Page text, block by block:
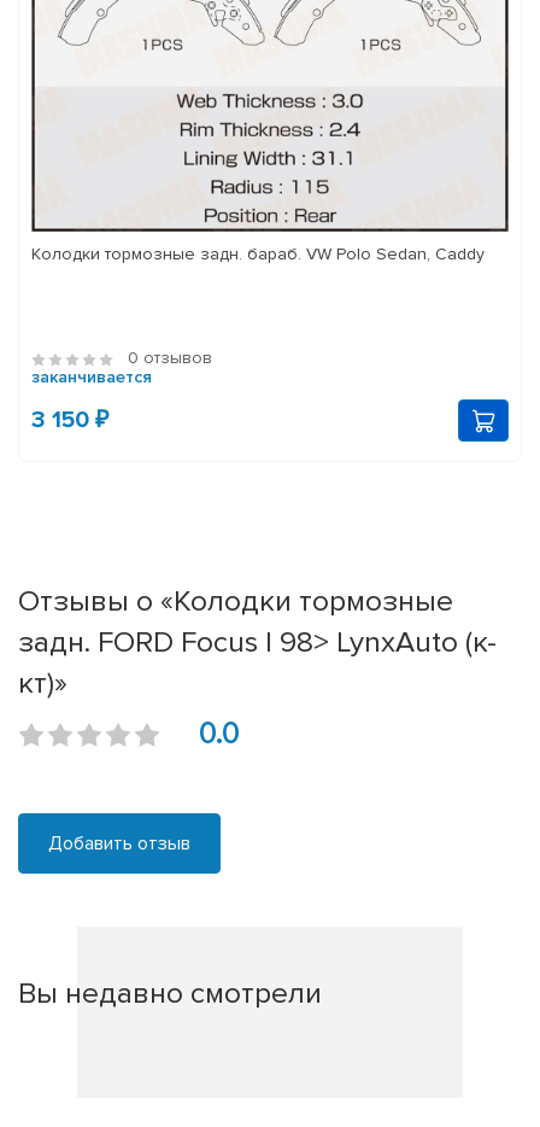
Колодки тормозные задн. бараб. VW Polo Sedan, Caddy
0 отзывов
заканчивается
3 150 ₽
Отзывы о «Колодки тормозные
задн. FORD Focus I 98> LynxAuto (к-
кт)»
0.0
Добавить отзыв
Вы недавно смотрели